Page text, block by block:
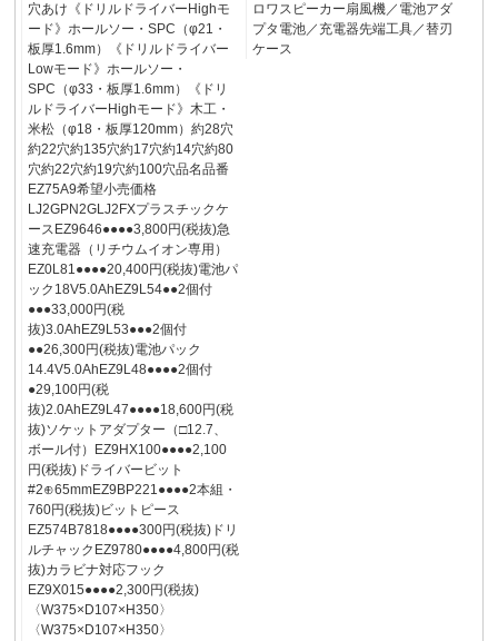
穴あけ《ドリルドライバーHighモ
ード》ホールソー・SPC（φ21・
板厚1.6mm）《ドリルドライバー
Lowモード》ホールソー・
SPC（φ33・板厚1.6mm）《ドリ
ルドライバーHighモード》木工・
米松（φ18・板厚120mm）約28穴
約22穴約135穴約17穴約14穴約80
穴約22穴約19穴約100穴品名品番
EZ75A9希望小売価格
LJ2GPN2GLJ2FXプラスチックケ
ースEZ9646●●●●3,800円(税抜)急
速充電器（リチウムイオン専用）
EZ0L81●●●●20,400円(税抜)電池パ
ック18V5.0AhEZ9L54●●2個付
●●●33,000円(税
抜)3.0AhEZ9L53●●●2個付
●●26,300円(税抜)電池パック
14.4V5.0AhEZ9L48●●●●2個付
●29,100円(税
抜)2.0AhEZ9L47●●●●18,600円(税
抜)ソケットアダプター（□12.7、
ボール付）EZ9HX100●●●●2,100
円(税抜)ドライバービット
#2⊕65mmEZ9BP221●●●●2本組・
760円(税抜)ビットピース
EZ574B7818●●●●300円(税抜)ドリ
ルチャックEZ9780●●●●4,800円(税
抜)カラビナ対応フック
EZ9X015●●●●2,300円(税抜)
〈W375×D107×H350〉
〈W375×D107×H350〉
ロワスピーカー扇風機／電池アダ
プタ電池／充電器先端工具／替刃
ケース